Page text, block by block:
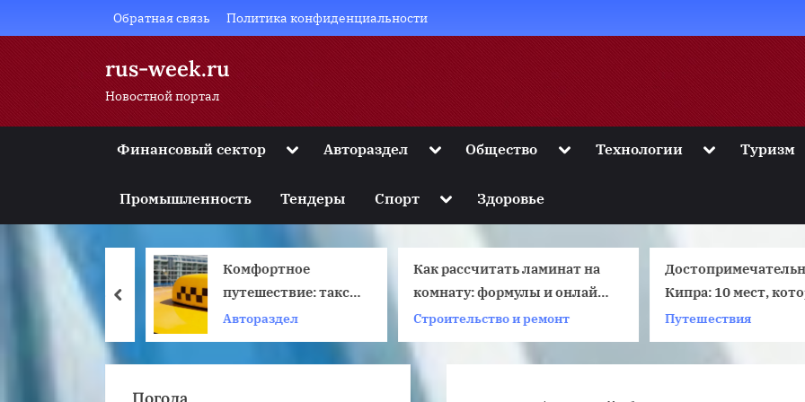
to
Обратная связь Политика конфиденциальности
rus-week.ru
Новостной портал
Финансовый сектор Toggle
menu
Toggle
menu
sub-
menu
sub-
Автораздел ToggleОбщество ToggleТехнологии ToggleТуризм
Промышленность Тендеры Спорт Toggle
menu
Здоровье
Рублей в
Комфортное
путешествие: такси
из Калининграда в
Янтарный
Автораздел
Как рассчитать ламинат на
комнату: формулы и онлайн
калькулятор
Строительство и ремонт
Кипра: 10 мест,
стоит посмотреть
Путешествия
prev